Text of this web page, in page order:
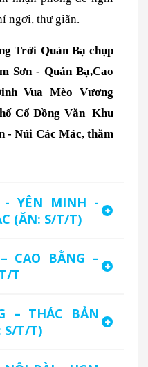
ngơi, thư giãn.
Trời Quản Bạ chụp
Sơn - Quản Bạ,Cao
Vua Mèo Vương
Cổ Đồng Văn Khu
- Núi Các Mác, thăm
- YÊN MINH -
(ĂN: S/T/T)
CAO BẰNG –
T
– THÁC BẢN
S/T/T)